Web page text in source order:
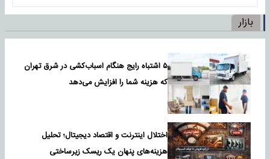
بازار
۵ اشتباه رایج هنگام اسباب‌کشی در شرق تهران
که هزینه شما را افزایش می‌دهد
اختلال اینترنت و اقتصاد دیجیتال؛ تحلیل
هزینه‌های پنهان یک ریسک زیرساختی